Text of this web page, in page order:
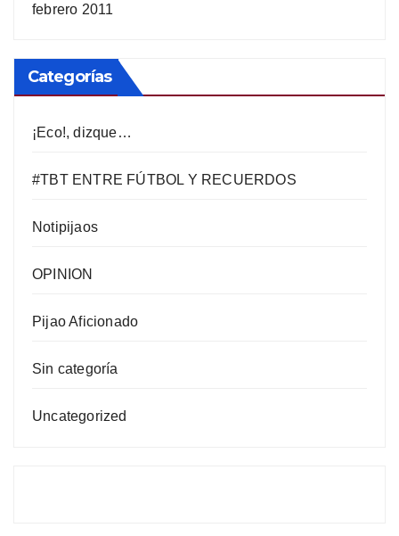
febrero 2011
Categorías
¡Eco!, dizque…
#TBT ENTRE FÚTBOL Y RECUERDOS
Notipijaos
OPINION
Pijao Aficionado
Sin categoría
Uncategorized